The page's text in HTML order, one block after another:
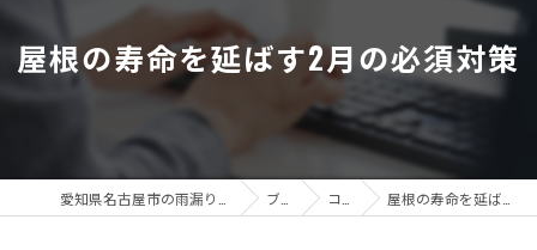
屋根の寿命を延ばす2月の必須対策
ブログ コラム 屋根の寿命を延ばす2月の必須対策